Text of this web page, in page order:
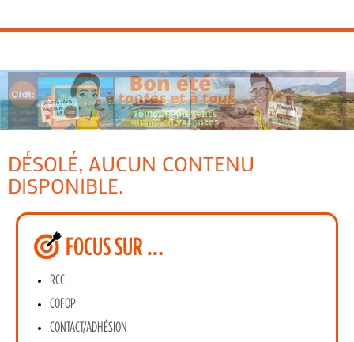
DÉSOLÉ, AUCUN CONTENU
DISPONIBLE.
FOCUS SUR …
RCC
COFOP
CONTACT/ADHÉSION